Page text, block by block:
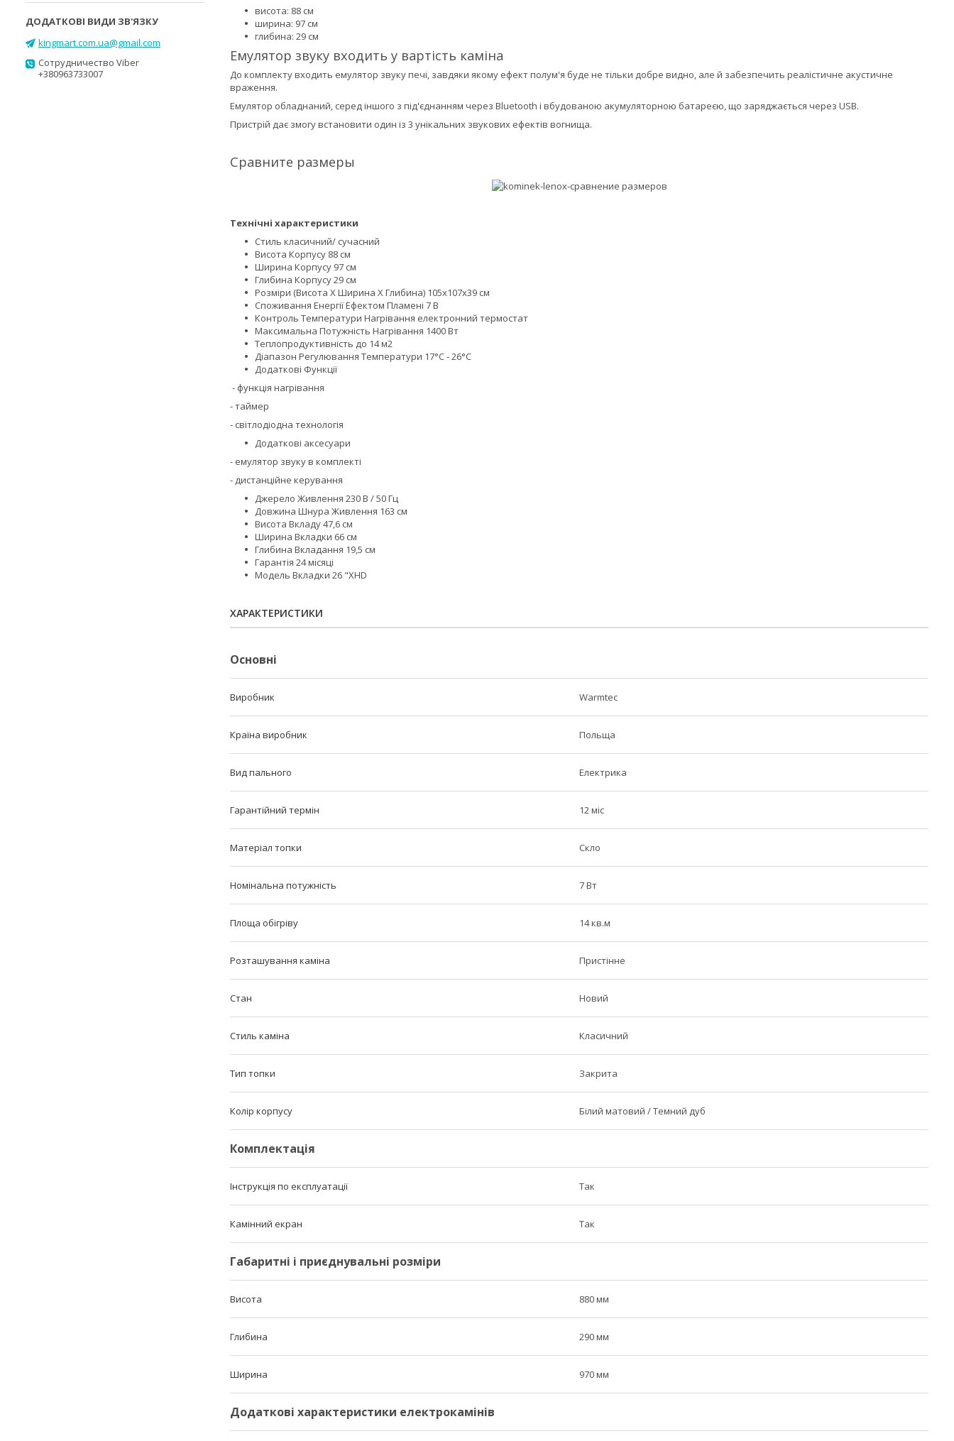
висота: 88 см
ширина: 97 см
глибина: 29 см
Емулятор звуку входить у вартість каміна
До комплекту входить емулятор звуку печі, завдяки якому ефект полум'я буде не тільки добре видно, але й забезпечить реалістичне акустичне
враження.
Емулятор обладнаний, серед іншого з під'єднанням через Bluetooth і вбудованою акумуляторною батареєю, що заряджається через USB.
Пристрій дає змогу встановити один із 3 унікальних звукових ефектів вогнища.
Сравните размеры
Технічні характеристики
Стиль класичний/ сучасний
Висота Корпусу 88 см
Ширина Корпусу 97 см
Глибина Корпусу 29 см
Розміри (Висота Х Ширина Х Глибина) 105x107x39 см
Споживання Енергії Ефектом Пламені 7 В
Контроль Температури Нагрівання електронний термостат
Максимальна Потужність Нагрівання 1400 Вт
Теплопродуктивність до 14 м2
Діапазон Регулювання Температури 17°С - 26°С
Додаткові Функції
- функція нагрівання
- таймер
- світлодіодна технологія
Додаткові аксесуари
- емулятор звуку в комплекті
- дистанційне керування
Джерело Живлення 230 В / 50 Гц
Довжина Шнура Живлення 163 см
Висота Вкладу 47,6 см
Ширина Вкладки 66 см
Глибина Вкладання 19,5 см
Гарантія 24 місяці
Модель Вкладки 26 "XHD
ХАРАКТЕРИСТИКИ
Основні
Виробник Warmtec
Країна виробник Польща
Вид пального Електрика
Гарантійний термін 12 міс
Матеріал топки Скло
Номінальна потужність 7 Вт
Площа обігріву 14 кв.м
Розташування каміна Пристінне
Стан Новий
Стиль каміна Класичний
Тип топки Закрита
Колір корпусу Білий матовий / Темний дуб
Комплектація
Інструкція по експлуатації Так
Камінний екран Так
Габаритні і приєднувальні розміри
Висота 880 мм
Глибина 290 мм
Ширина 970 мм
Додаткові характеристики електрокамінів
kingmart.com.ua@gmail.com
Сотрудничество Viber
+380963733007